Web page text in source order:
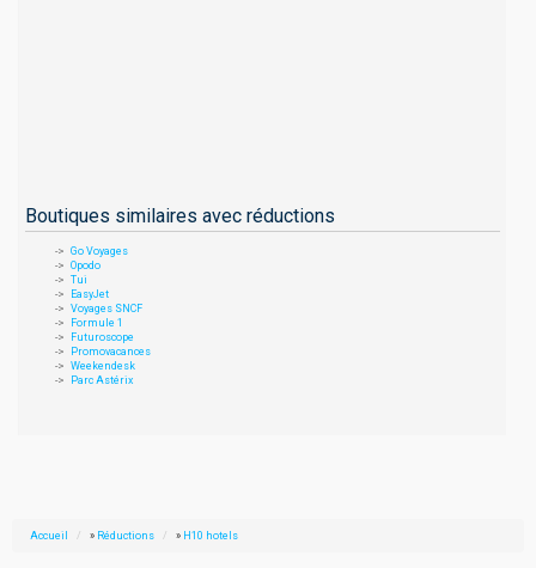
Boutiques similaires avec réductions
Go Voyages
Opodo
Tui
EasyJet
Voyages SNCF
Formule 1
Futuroscope
Promovacances
Weekendesk
Parc Astérix
Accueil » Réductions » H10 hotels